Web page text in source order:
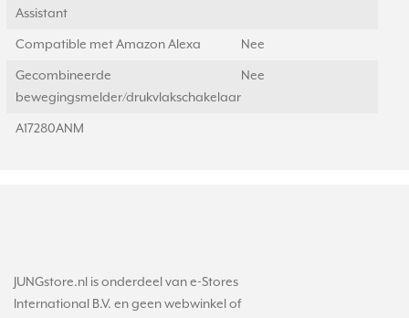
Assistant
Compatible met Amazon Alexa Nee
Gecombineerde
bewegingsmelder/drukvlakschakelaar
Nee
A17280ANM
JUNGstore.nl is onderdeel van e-Stores
International B.V. en geen webwinkel of